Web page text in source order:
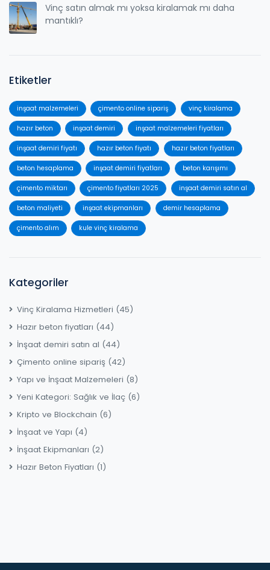
Vinç satın almak mı yoksa kiralamak mı daha
mantıklı?
Etiketler
inşaat malzemeleri çimento online sipariş vinç kiralama
hazır beton inşaat demiri inşaat malzemeleri fiyatları
inşaat demiri fiyatı hazır beton fiyatı hazır beton fiyatları
beton hesaplama inşaat demiri fiyatları beton karışımı
çimento miktarı çimento fiyatları 2025 inşaat demiri satın al
beton maliyeti inşaat ekipmanları demir hesaplama
çimento alım kule vinç kiralama
Kategoriler
Vinç Kiralama Hizmetleri (45)
Hazır beton fiyatları (44)
İnşaat demiri satın al (44)
Çimento online sipariş (42)
Yapı ve İnşaat Malzemeleri (8)
Yeni Kategori: Sağlık ve İlaç (6)
Kripto ve Blockchain (6)
İnşaat ve Yapı (4)
İnşaat Ekipmanları (2)
Hazır Beton Fiyatları (1)